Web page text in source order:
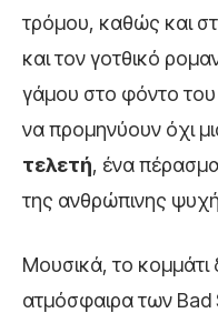
τρόμου, καθώς και
και τον γοτθικό
γάμου στο φόντο
να προμηνύουν όχι
τελετή, ένα
της ανθρώπινης
Μουσικά, το κομμάτι
ατμόσφαιρα των Bad